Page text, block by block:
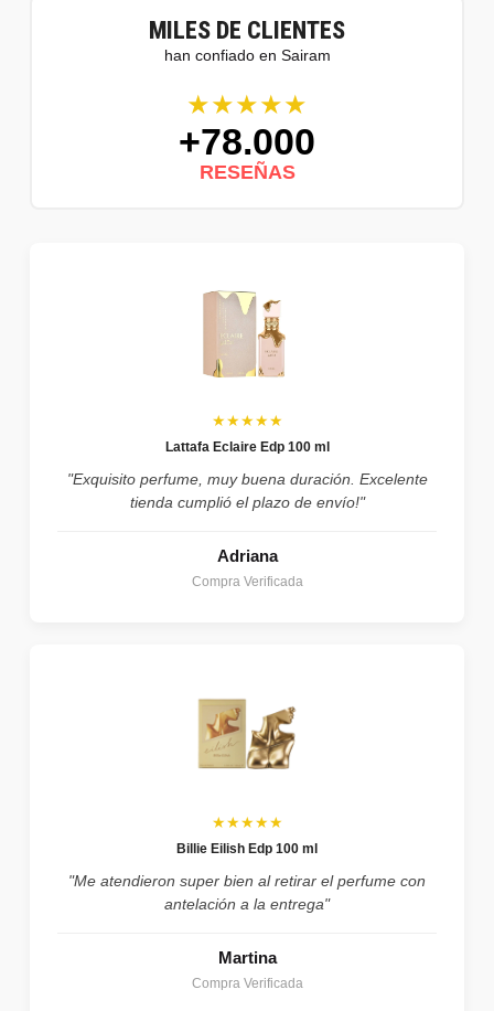
MILES DE CLIENTES
han confiado en Sairam
★★★★★
+78.000
RESEÑAS
★★★★★
Lattafa Eclaire Edp 100 ml
"Exquisito perfume, muy buena duración. Excelente
tienda cumplió el plazo de envío!"
Adriana
Compra Verificada
★★★★★
Billie Eilish Edp 100 ml
"Me atendieron super bien al retirar el perfume con
antelación a la entrega"
Martina
Compra Verificada